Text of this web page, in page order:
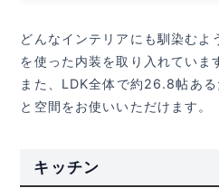
どんなインテリアにも馴染むよ
を使った内装を取り入れていま
また、LDK全体で約26.8帖あ
と空間をお使いいただけます。
キッチン